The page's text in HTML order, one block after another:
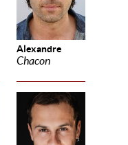
Alexandre
Chacon